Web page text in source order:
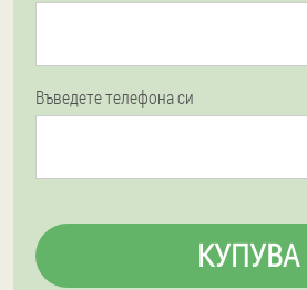
Въведете телефона си
КУПУВА